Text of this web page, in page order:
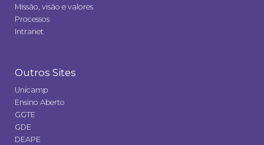
Missão, visão e valores
Processos
Intranet
Outros Sites
Unicamp
Ensino Aberto
GGTE
GDE
DEAPE